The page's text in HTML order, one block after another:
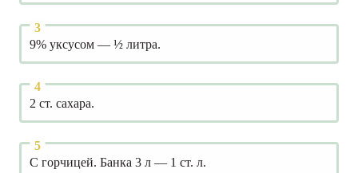
9% уксусом — ½ литра.
2 ст. сахара.
С горчицей. Банка 3 л — 1 ст. л.